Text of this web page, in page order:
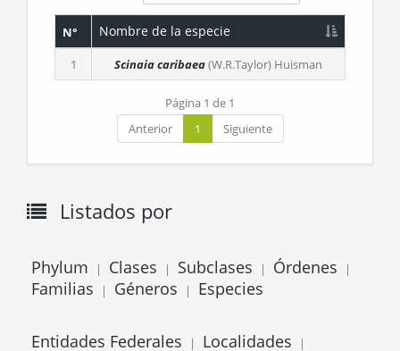
N° Nombre de la especie
1 Scinaia caribaea(W.R.Taylor) Huisman
Página 1 de 1
Anterior
1 Siguiente
Listados por
Phylum | Clases | Subclases | Órdenes |
Familias | Géneros | Especies
Entidades Federales | Localidades |